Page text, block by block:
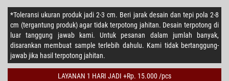
*Toleransi ukuran produk jadi 2-3 cm. Beri jarak desain dan tepi pola 2-8
cm (tergantung produk) agar tidak terpotong jahitan. Desain terpotong di
luar tanggung jawab kami. Untuk pesanan dalam jumlah banyak,
disarankan membuat sample terlebih dahulu. Kami tidak bertanggung-
jawab jika hasil terpotong jahitan.
LAYANAN 1 HARI JADI +Rp. 15.000 /pcs